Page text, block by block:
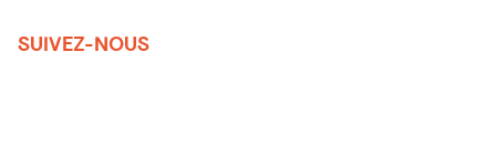
SUIVEZ-NOUS